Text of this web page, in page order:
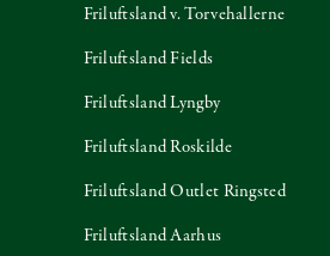
Friluftsland v. Torvehallerne
Friluftsland Fields
Friluftsland Lyngby
Friluftsland Roskilde
Friluftsland Outlet Ringsted
Friluftsland Aarhus